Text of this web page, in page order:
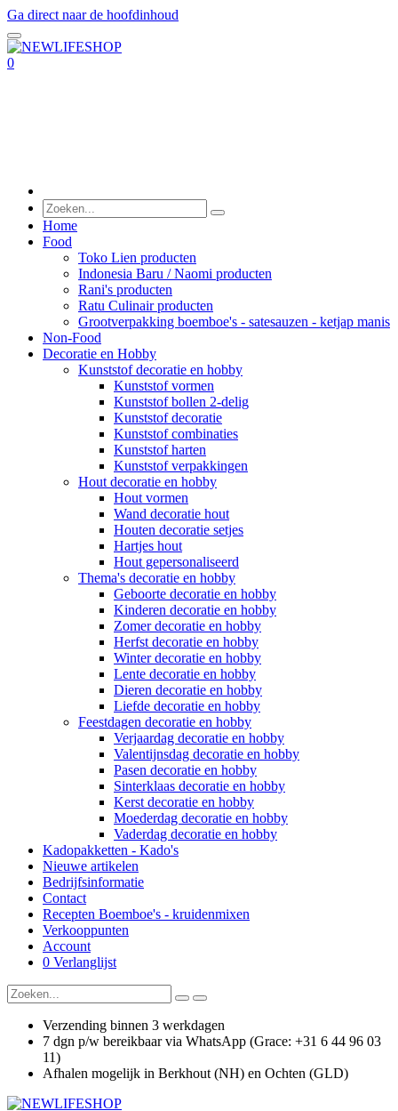
Ga direct naar de hoofdinhoud
0
Home
Food
Toko Lien producten
Indonesia Baru / Naomi producten
Rani's producten
Ratu Culinair producten
Grootverpakking boemboe's - satesauzen - ketjap manis
Non-Food
Decoratie en Hobby
Kunststof decoratie en hobby
Kunststof vormen
Kunststof bollen 2-delig
Kunststof decoratie
Kunststof combinaties
Kunststof harten
Kunststof verpakkingen
Hout decoratie en hobby
Hout vormen
Wand decoratie hout
Houten decoratie setjes
Hartjes hout
Hout gepersonaliseerd
Thema's decoratie en hobby
Geboorte decoratie en hobby
Kinderen decoratie en hobby
Zomer decoratie en hobby
Herfst decoratie en hobby
Winter decoratie en hobby
Lente decoratie en hobby
Dieren decoratie en hobby
Liefde decoratie en hobby
Feestdagen decoratie en hobby
Verjaardag decoratie en hobby
Valentijnsdag decoratie en hobby
Pasen decoratie en hobby
Sinterklaas decoratie en hobby
Kerst decoratie en hobby
Moederdag decoratie en hobby
Vaderdag decoratie en hobby
Kadopakketten - Kado's
Nieuwe artikelen
Bedrijfsinformatie
Contact
Recepten Boemboe's - kruidenmixen
Verkooppunten
Account
0 Verlanglijst
Verzending binnen 3 werkdagen
7 dgn p/w bereikbaar via WhatsApp (Grace: +31 6 44 96 03
11)
Afhalen mogelijk in Berkhout (NH) en Ochten (GLD)